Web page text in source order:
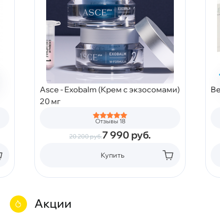
Asce - Exobalm (Крем с экзосомами)
20 мг
Отзывы 18
20 200руб.7 990 руб.
Купить
Акции